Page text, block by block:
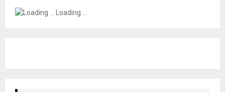
Loading ...